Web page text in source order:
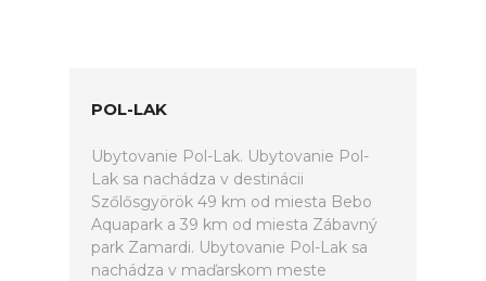
POL-LAK
Ubytovanie Pol-Lak. Ubytovanie Pol-
Lak sa nachádza v destinácii
Szőlősgyörök 49 km od miesta Bebo
Aquapark a 39 km od miesta Zábavný
park Zamardi. Ubytovanie Pol-Lak sa
nachádza v maďarskom meste